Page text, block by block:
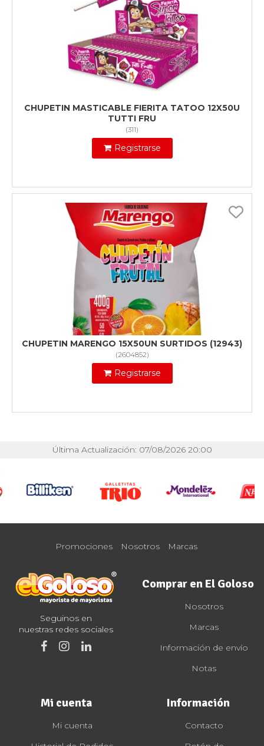
CHUPETIN MASTICABLE FIERITA TATOO 12X50U
TUTTI FRU
(311)
Registrarse
CHUPETIN MARENGO 15X50UN SURTIDOS (12943)
(2604852)
Registrarse
Última Actualización: 07/08/2026 20:00
Promociones Nosotros Marcas
Seguinos en
nuestras redes sociales
Comprar en El Goloso
Nosotros
Marcas
Información de envío
Notas
Mi cuenta
Mi cuenta
Información
Contacto